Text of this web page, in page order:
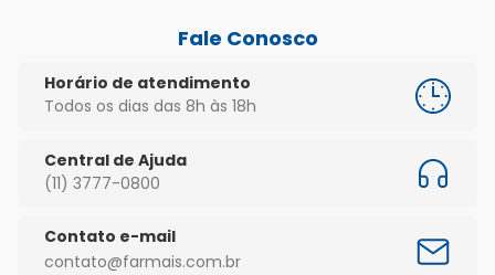
Fale Conosco
Horário de atendimento
Todos os dias das 8h às 18h
Central de Ajuda
(11) 3777-0800
Contato e-mail
contato@farmais.com.br